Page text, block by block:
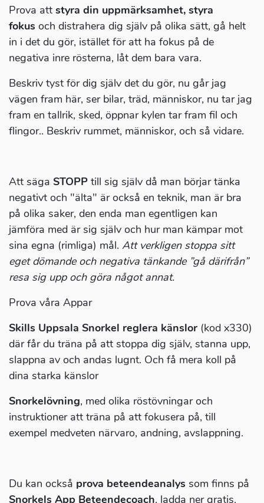
Prova att styra din uppmärksamhet, styra
fokus och distrahera dig själv på olika sätt, gå helt
in i det du gör, istället för att ha fokus på de
negativa inre rösterna, låt dem bara vara.
Beskriv tyst för dig själv det du gör, nu går jag
vägen fram här, ser bilar, träd, människor, nu tar jag
fram en tallrik, sked, öppnar kylen tar fram fil och
flingor.. Beskriv rummet, människor, och så vidare.
Att säga STOPP till sig själv då man börjar tänka
negativt och "älta" är också en teknik, man är bra
på olika saker, den enda man egentligen kan
jämföra med är sig själv och hur man kämpar mot
sina egna (rimliga) mål. Att verkligen stoppa sitt
eget dömande och negativa tänkande ”gå därifrån”
resa sig upp och göra något annat.
Prova våra Appar
Skills Uppsala Snorkel reglera känslor (kod x330)
där får du träna på att stoppa dig själv, stanna upp,
slappna av och andas lugnt. Och få mera koll på
dina starka känslor
Snorkelövning, med olika röstövningar och
instruktioner att träna på att fokusera på, till
exempel medveten närvaro, andning, avslappning.
Du kan också prova beteendeanalys som finns på
Snorkels App Beteendecoach, ladda ner gratis.